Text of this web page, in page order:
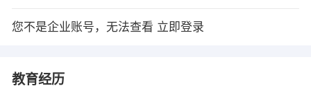
您不是企业账号，无法查看 立即登录
教育经历